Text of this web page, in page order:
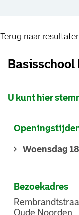
Terug naar
Basisschool
U kunt hier
Woensdag
Bezoekadres